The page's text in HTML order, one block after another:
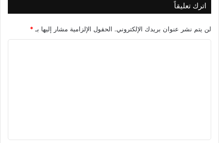
اترك تعليقاً
لن يتم نشر عنوان بريدك الإلكتروني. الحقول الإلزامية مشار إليها بـ *